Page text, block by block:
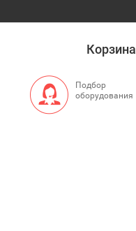
Корзина
Подбор
оборудования